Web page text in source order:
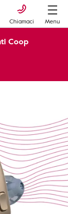
Chiamaci Menu
Coop